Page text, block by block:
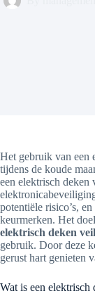
Het gebruik van een
tijdens de koude
een elektrisch
potentiële risico’s,
keurmerken. Het
elektrisch deken
gebruik. Door deze
gerust hart genieten
Wat is een elektrisch